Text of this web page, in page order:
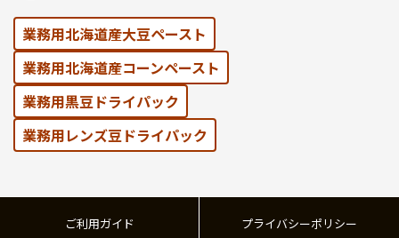
業務用北海道産大豆ペースト
業務用北海道産コーンペースト
業務⽤黒⾖ドライパック
業務⽤レンズ⾖ドライパック
ご利用ガイド プライバシーポリシー